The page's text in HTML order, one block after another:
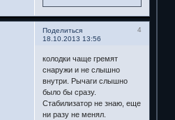
Поделиться
4
18.10.2013 13:56
колодки чаще гремят
снаружи и не слышно
внутри. Рычаги слышно
было бы сразу.
Стабилизатор не знаю, еще
ни разу не менял.